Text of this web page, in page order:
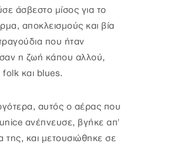
άσβεστο μίσος για το
αποκλεισμούς και βία
που ήταν
η ζωή κάπου αλλού,
και blues.
αυτός ο αέρας που
ανέπνευσε, βγήκε απ'
της, και μετουσιώθηκε σε